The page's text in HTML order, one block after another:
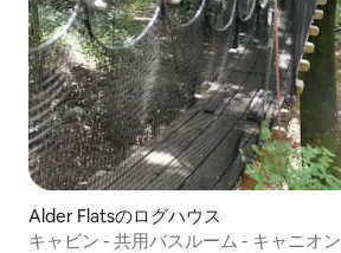
Alder Flatsのログハウス
キャビン - 共用バスルーム - キャニオン